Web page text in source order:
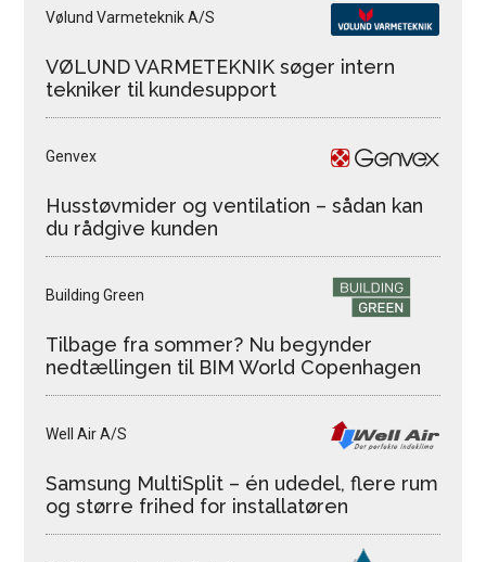
Vølund Varmeteknik A/S
VØLUND VARMETEKNIK søger intern
tekniker til kundesupport
Genvex
Husstøvmider og ventilation – sådan kan
du rådgive kunden
Building Green
Tilbage fra sommer? Nu begynder
nedtællingen til BIM World Copenhagen
Well Air A/S
Samsung MultiSplit – én udedel, flere rum
og større frihed for installatøren